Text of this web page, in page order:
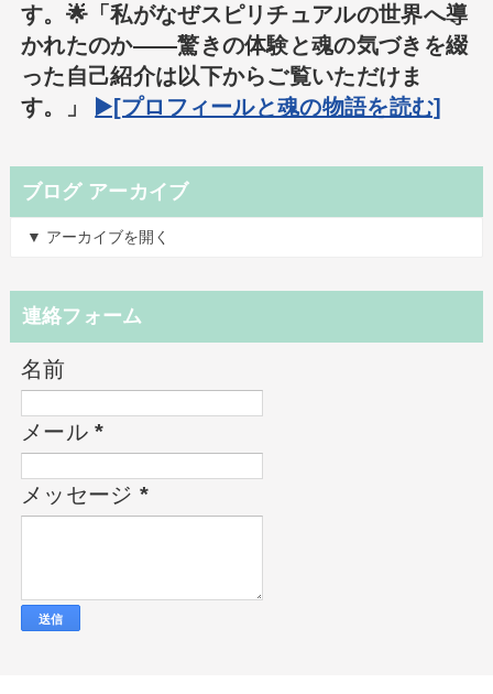
す。🌟「私がなぜスピリチュアルの世界へ導
かれたのか――驚きの体験と魂の気づきを綴
った自己紹介は以下からご覧いただけま
す。」
▶️[プロフィールと魂の物語を読む]
ブログ アーカイブ
▼ アーカイブを開く
連絡フォーム
名前
メール*
メッセージ *